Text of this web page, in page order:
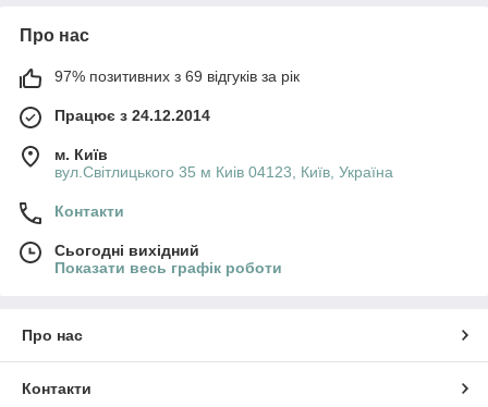
Про нас
97% позитивних з 69 відгуків за рік
Працює з 24.12.2014
м. Київ
вул.Світлицького 35 м Киів 04123, Київ, Україна
Контакти
Сьогодні вихідний
Показати весь графік роботи
Про нас
Контакти